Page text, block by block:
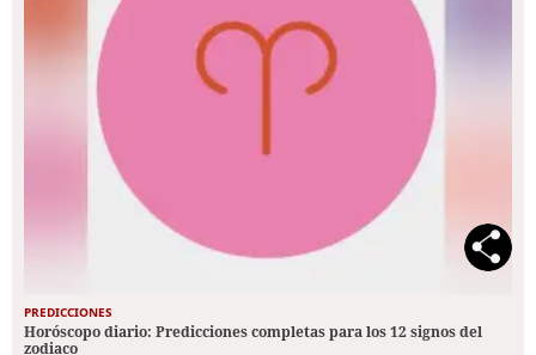
PREDICCIONES
Horóscopo diario: Predicciones completas para los 12 signos del
zodiaco